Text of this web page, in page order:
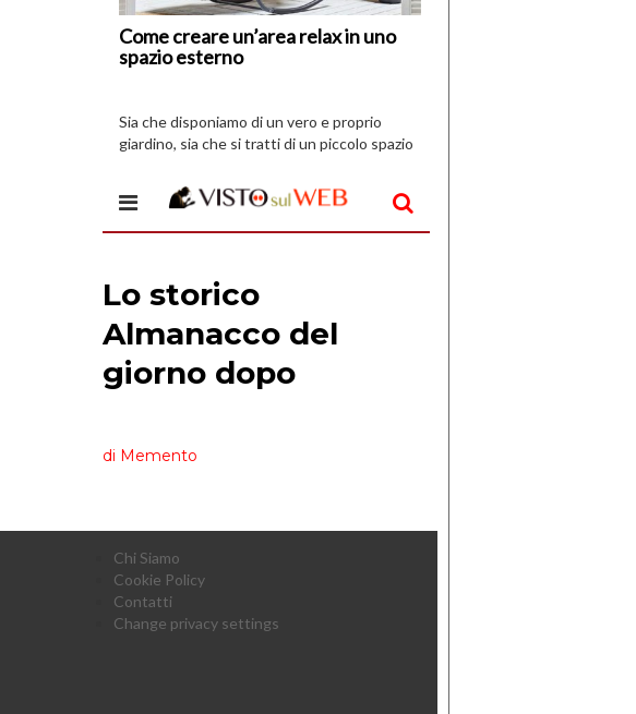
Come creare un’area relax in uno
spazio esterno
Sia che disponiamo di un vero e proprio
giardino, sia che si tratti di un piccolo spazio
Chi Siamo
Cookie Policy
Contatti
Change privacy settings